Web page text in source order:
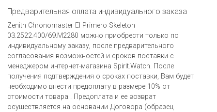
Предварительная оплата индивидуального заказа
Zenith Chronomaster El Primero Skeleton
03.2522.400/69.M2280 можно приобрести только по
индивидуальному заказу, после предварительного
согласования возможностей и сроков поставки с
менеджером интернет-магазина Spirit.Watch. После
получения подтверждения о сроках поставки, Вам будет
необходимо внести предоплату в размере 10% от
стоимости товара . Предоплата и ее возврат
осуществляется на основании Договора (образец